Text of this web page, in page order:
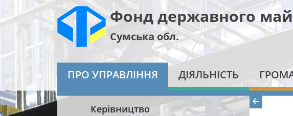
Фонд державного
Сумська обл.
ПРО УПРАВЛІННЯ ДІЯЛЬНІСТЬ
Керівництво